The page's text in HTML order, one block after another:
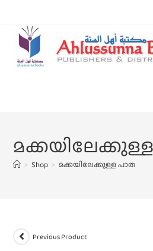
> Shop > മക്കയിലേക്കുള്ള പാത
Previous Product